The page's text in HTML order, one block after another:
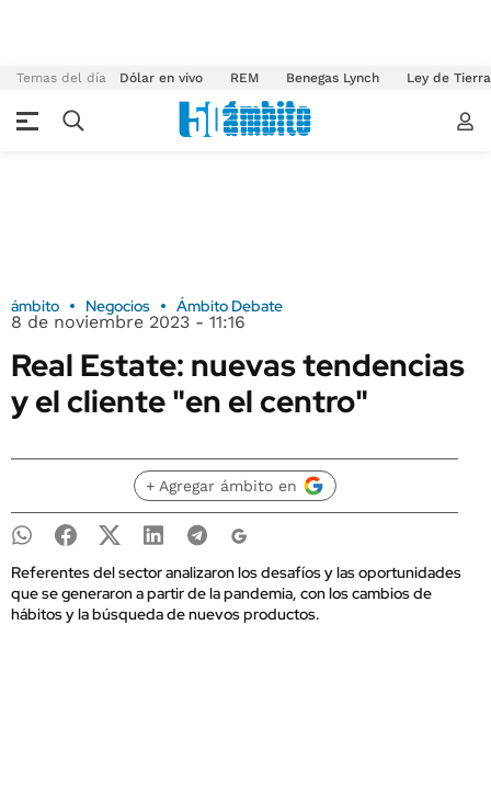
Temas del día Dólar en vivo REM Benegas Lynch Ley de
ámbito Negocios Ámbito Debate
8 de noviembre 2023 - 11:16
Real Estate: nuevas tendencias
y el cliente "en el centro"
+ Agregar ámbito en
Referentes del sector analizaron los desafíos y las oportunidades
que se generaron a partir de la pandemia, con los cambios de
hábitos y la búsqueda de nuevos productos.